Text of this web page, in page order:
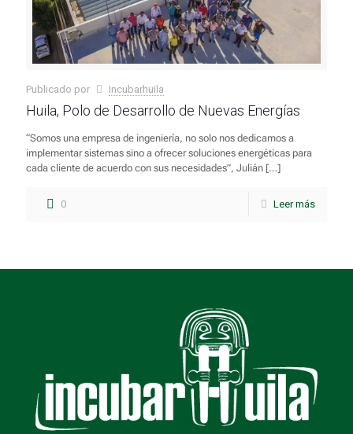
Publicado por Incubarhuila
Huila, Polo de Desarrollo de Nuevas Energías
“Somos una empresa de ingeniería, no solo nos dedicamos a
implementar sistemas sino a ofrecer soluciones energéticas para
cada cliente de acuerdo con sus necesidades”, Julián […]
0 Leer más